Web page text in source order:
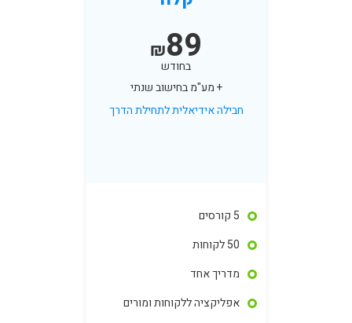
₪89
בחודש
+ מע"מ בחישוב שנתי
חבילה אידיאלית לתחילת הדרך
5 קורסים
50 לקוחות
מדריך אחד
אפליקציה ללקוחות ומורים